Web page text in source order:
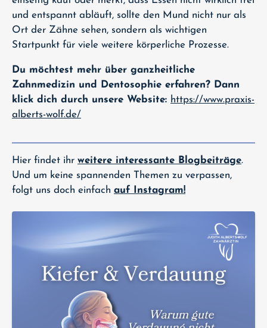
und entspannt abläuft, sollte den Mund nicht nur als
Ort der Zähne sehen, sondern als wichtigen
Startpunkt für viele weitere körperliche Prozesse.
Du möchtest mehr über ganzheitliche
Zahnmedizin und Dentosophie erfahren? Dann
klick dich durch unsere Website: https://www.praxis-
alberts-wolf.de/
Hier findet ihr weitere interessante Blogbeiträge.
Und um keine spannenden Themen zu verpassen,
folgt uns doch einfach auf Instagram!